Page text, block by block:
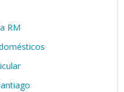
RM